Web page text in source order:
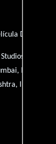
Deewana
India.